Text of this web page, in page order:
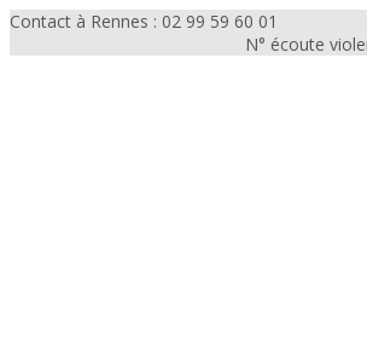
Contact à Rennes : 02 99 59 60 01
N° écoute